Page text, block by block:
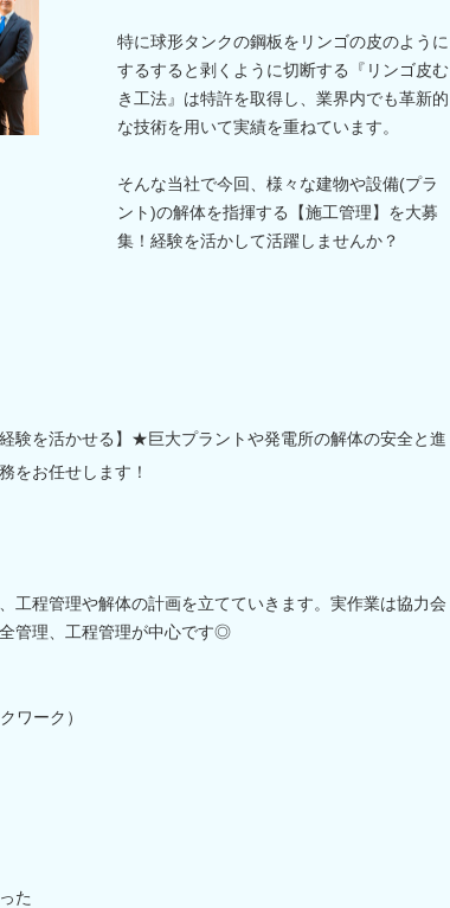
特に球形タンクの鋼板をリンゴの皮のように
するすると剥くように切断する『リンゴ皮む
き工法』は特許を取得し、業界内でも革新的
な技術を用いて実績を重ねています。
そんな当社で今回、様々な建物や設備(プラ
ント)の解体を指揮する【施工管理】を大募
集！経験を活かして活躍しませんか？
験を活かせる】★巨大プラントや発電所の解体の安全と進
をお任せします！
工程管理や解体の計画を立てていきます。実作業は協力会
管理、工程管理が中心です◎
ワーク）
た